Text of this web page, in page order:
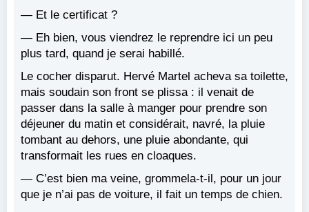
— Et le certificat ?
— Eh bien, vous viendrez le reprendre ici un peu
plus tard, quand je serai habillé.
Le cocher disparut. Hervé Martel acheva sa toilette,
mais soudain son front se plissa : il venait de
passer dans la salle à manger pour prendre son
déjeuner du matin et considérait, navré, la pluie
tombant au dehors, une pluie abondante, qui
transformait les rues en cloaques.
— C’est bien ma veine, grommela-t-il, pour un jour
que je n’ai pas de voiture, il fait un temps de chien.